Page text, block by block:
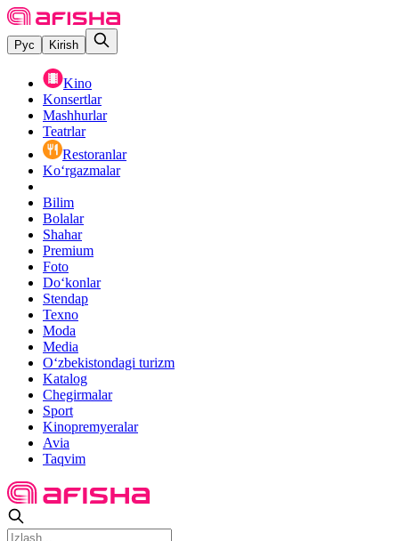
Рус Kirish
Kino
Konsertlar
Mashhurlar
Teatrlar
Restoranlar
Ko‘rgazmalar
Bilim
Bolalar
Shahar
Premium
Foto
Do‘konlar
Stendap
Texno
Moda
Media
O‘zbekistondagi turizm
Katalog
Chegirmalar
Sport
Kinopremyeralar
Avia
Taqvim